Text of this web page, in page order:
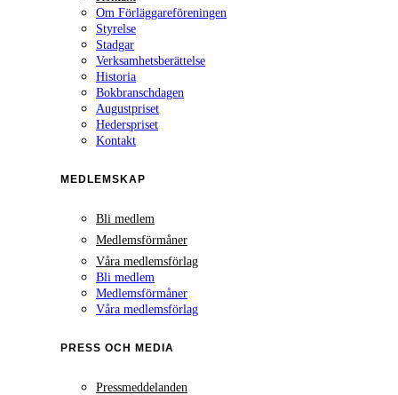
Om Förläggareföreningen
Styrelse
Stadgar
Verksamhetsberättelse
Historia
Bokbranschdagen
Augustpriset
Hederspriset
Kontakt
MEDLEMSKAP
Bli medlem
Medlemsförmåner
Våra medlemsförlag
Bli medlem
Medlemsförmåner
Våra medlemsförlag
PRESS OCH MEDIA
Pressmeddelanden